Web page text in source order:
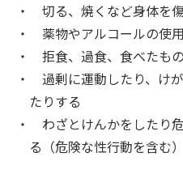
切る、焼くなど身体を
薬物やアルコールの使
拒食、過食、食べたも
過剰に運動したり、け
たりする
わざとけんかをしたり
る（危険な性行動を含む）